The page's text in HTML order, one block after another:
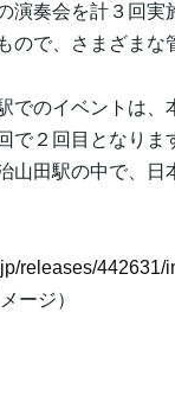
演奏会を計３回
ので、さまざま
でのイベントは
で２回目となりま
山田駅の中で、
releases/442631/
ージ）